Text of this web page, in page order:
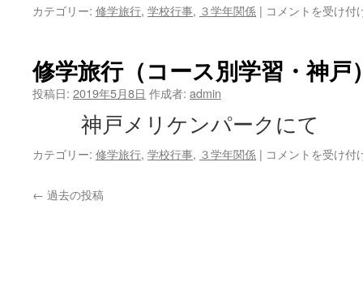
カテゴリー: 修学旅行, 学校行事, ３学年関係 | 修
行
（食
は
コメントを受け付
修学旅行（コース別学習・神戸
投稿日: 2019年5月8日 作成者: admin
神戸メリケンパークにて
カテゴリー: 修学旅行, 学校行事, ３学年関係 | 修
コメントを受け付
← 過去の投稿